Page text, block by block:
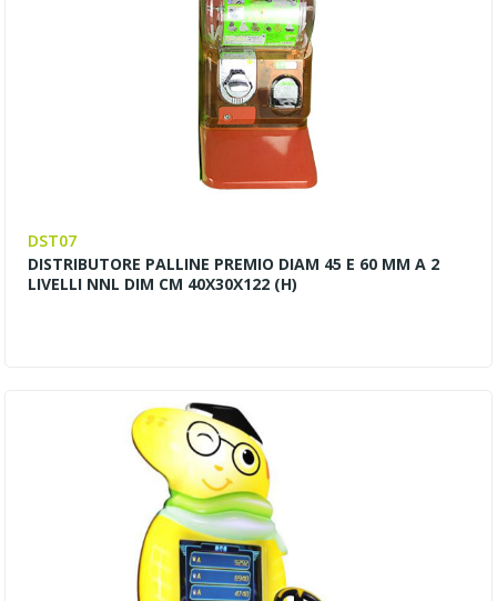
DST07
DISTRIBUTORE PALLINE PREMIO DIAM 45 E 60 MM A 2
LIVELLI NNL DIM CM 40X30X122 (H)